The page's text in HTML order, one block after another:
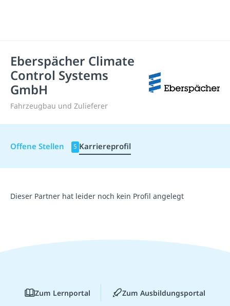
Eberspächer Climate
Control Systems
GmbH
Fahrzeugbau und Zulieferer
Offene Stellen 5 Karriereprofil
Dieser Partner hat leider noch kein Profil angelegt
Zum Lernportal Zum Ausbildungsportal